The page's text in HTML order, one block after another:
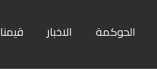
الحوكمة الاخبار قيمنا